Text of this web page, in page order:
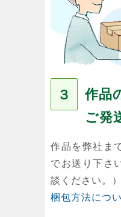
３
作品
ご発
作品を弊社ま
でお送り下さ
談ください。）
梱包方法につ